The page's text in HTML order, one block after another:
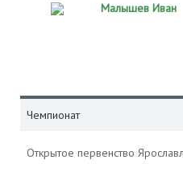
Малышев Иван
Чемпионат
Открытое первенство